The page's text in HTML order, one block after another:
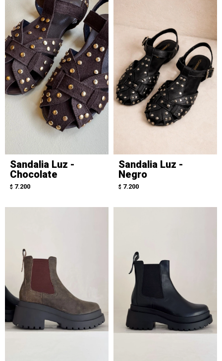
Sandalia Luz -
Chocolate
$ 7.200
Sandalia Luz -
Negro
$ 7.200